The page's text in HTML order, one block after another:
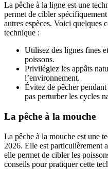
La pêche à la ligne est une
permet de cibler
autres espèces. Voici quelques
technique :
Utilisez des lignes fines
poissons.
Privilégiez les appâts
l’environnement.
Évitez de pêcher
pas perturber les cycles
La pêche à la mouche
La pêche à la mouche est une
2026. Elle est particulièrement
elle permet de cibler les
conseils pour pratiquer cette